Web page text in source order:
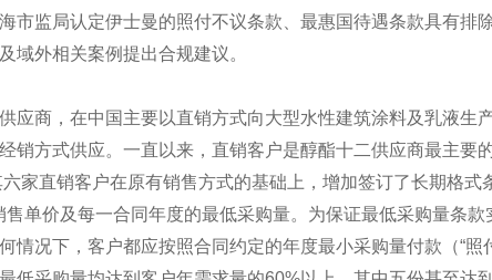
市监局认定伊士曼的照付不议条款、最惠国待遇条款具有排
域外相关案例提出合规建议。
应商，在中国主要以直销方式向大型水性建筑涂料及乳液生
销方式供应。一直以来，直销客户是醇酯十二供应商最主要
家直销客户在原有销售方式的基础上，增加签订了长期格式
单价及每一合同年度的最低采购量。为保证最低采购量条款
情况下，客户都应按照合同约定的年度最小采购量付款（“照